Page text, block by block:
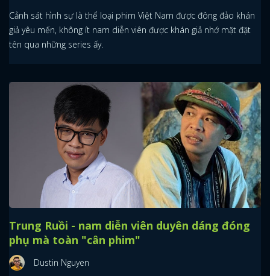
Cảnh sát hình sự là thể loại phim Việt Nam được đông đảo khán
giả yêu mến, không ít nam diễn viên được khán giả nhớ mặt đặt
tên qua những series ấy.
Trung Ruồi - nam diễn viên duyên dáng đóng
phụ mà toàn "cân phim"
Dustin Nguyen